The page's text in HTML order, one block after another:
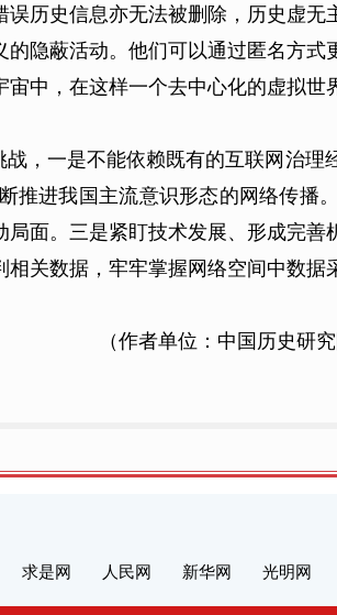
历史信息亦无法被删除，历史虚
隐蔽活动。他们可以通过匿名方
中，在这样一个去中心化的虚拟
，一是不能依赖既有的互联网治理
进我国主流意识形态的网络传播
面。三是紧盯技术发展、形成完
关数据，牢牢掌握网络空间中数
（作者单位：中国历史研
求是网 人民网 新华网 光明网